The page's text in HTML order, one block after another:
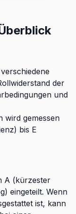
der
und
wird gemessen
bis E
A (kürzester
eingeteilt. Wenn
ist, kann